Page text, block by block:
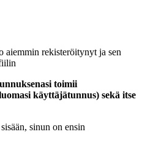
aiemmin rekisteröitynyt ja sen
toimii
käyttäjätunnus) sekä itse
sinun on ensin